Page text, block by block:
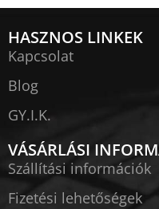
HASZNOS LINKEK
Kapcsolat
Blog
GY.I.K.
VÁSÁRLÁSI
Szállítási információk
Fizetési lehetőségek